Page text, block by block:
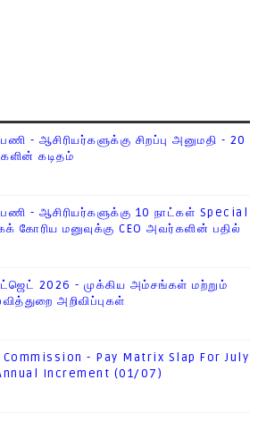
- ஆசிரியர்களுக்கு சிறப்பு அனுமதி - 20
கடிதம்
- ஆசிரியர்களுக்கு 10 நாட்கள் Special
கோரிய மனுவுக்கு CEO அவர்களின் பதில்
2026 - முக்கிய அம்சங்கள் மற்றும்
அறிவிப்புகள்
Commission - Pay Matrix Slap For July
Increment (01/07)